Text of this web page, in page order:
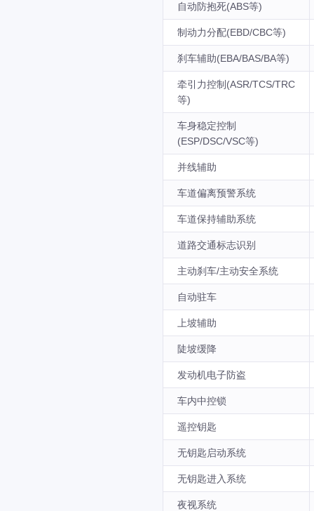
自动防抱死(ABS等)
制动力分配(EBD/CBC等)
刹车辅助(EBA/BAS/BA等)
牵引力控制(ASR/TCS/TRC
等)
车身稳定控制
(ESP/DSC/VSC等)
并线辅助
车道偏离预警系统
车道保持辅助系统
道路交通标志识别
主动刹车/主动安全系统
自动驻车
上坡辅助
陡坡缓降
发动机电子防盗
车内中控锁
遥控钥匙
无钥匙启动系统
无钥匙进入系统
夜视系统